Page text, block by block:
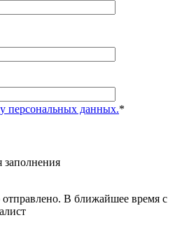
персональных данных.*
заполнения
В ближайшее время с